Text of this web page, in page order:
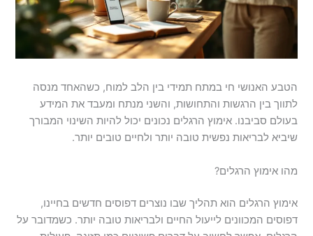
הטבע האנושי חי במתח תמידי בין הלב למוח, כשהאחד מנסה
לתווך בין הרגשות והתחושות, והשני מנתח ומעבד את המידע
בעולם סביבנו. אימוץ הרגלים נכונים יכול להיות השינוי המבורך
שיביא לבריאות נפשית טובה יותר ולחיים טובים יותר.
מהו אימוץ הרגלים?
אימוץ הרגלים הוא תהליך שבו נוצרים דפוסים חדשים בחיינו,
דפוסים המכוונים לייעול החיים ולבריאות טובה יותר. כשמדובר על